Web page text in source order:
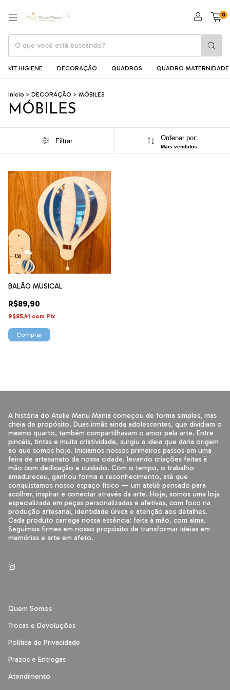
0
KIT HIGIENE DECORAÇÃO QUADROS QUADRO MATERNIDADE
Início > DECORAÇÃO > MÓBILES
MÓBILES
Filtrar Ordenar por:
Mais vendidos
BALÃO MUSICAL
R$89,90
R$85,41 com Pix
Comprar
A história do Atelie Manu Mania começou de forma simples, mas
cheia de propósito. Duas irmãs ainda adolescentes, que dividiam o
mesmo quarto, também compartilhavam o amor pela arte. Entre
pincéis, tintas e muita criatividade, surgiu a ideia que daria origem
ao que somos hoje. Iniciamos nossos primeiros passos em uma
feira de artesanato da nossa cidade, levando criações feitas à
mão com dedicação e cuidado. Com o tempo, o trabalho
amadureceu, ganhou forma e reconhecimento, até que
conquistamos nosso espaço físico — um ateliê pensado para
acolher, inspirar e conectar através da arte. Hoje, somos uma loja
especializada em peças personalizadas e afetivas, com foco na
produção artesanal, identidade única e atenção aos detalhes.
Cada produto carrega nossa essência: feita à mão, com alma.
Seguimos firmes em nosso propósito de transformar ideias em
memórias e arte em afeto.
Quem Somos
Trocas e Devoluções
Política de Privacidade
Prazos e Entregas
Atendimento